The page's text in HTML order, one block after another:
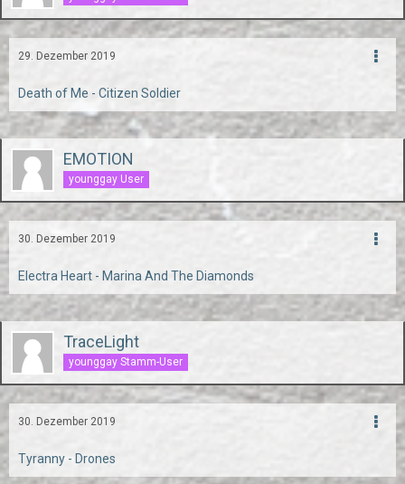
29. Dezember 2019
Death of Me - Citizen Soldier
EMOTION
younggay User
30. Dezember 2019
Electra Heart - Marina And The Diamonds
TraceLight
younggay Stamm-User
30. Dezember 2019
Tyranny - Drones